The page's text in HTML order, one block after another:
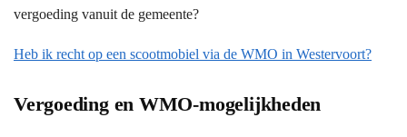
vergoeding vanuit de gemeente?
Heb ik recht op een scootmobiel via de WMO in Westervoort?
Vergoeding en WMO-mogelijkheden